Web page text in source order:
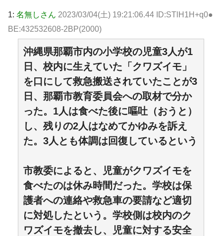
1: 名無しさん 2023/03/04(土) 19:21:06.44 ID:STlH1H+q0●
BE:432532608-2BP(2000)
沖縄県那覇市内の小学校の児童3人が1
日、校内に生えていた「クワズイモ」
を口にして救急搬送されていたことが3
日、那覇市教育委員会への取材で分か
った。1人は食べた後に嘔吐（おうと）
し、残りの2人はなめてかゆみを訴え
た。3人とも体調は回復しているという
市教委によると、児童がクワズイモを
食べたのは休み時間だった。学校は保
護者への連絡や救急車の要請など適切
に対処したという。学校側は校内のク
ワズイモを撤去し、児童に対する安全